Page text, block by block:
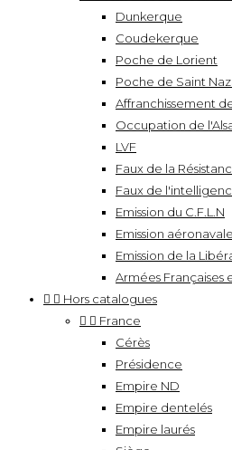
Dunkerque
Coudekerque
Poche de Lorient
Poche de Saint
Affranchissement
Occupation de
LVF
Faux de la
Faux de
Emission du C.F.L.N
Emission
Emission de la
Armées Françaises
  Hors catalogues
  France
Cérès
Présidence
Empire ND
Empire dentelés
Empire laurés